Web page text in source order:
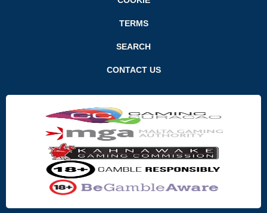
TERMS
SEARCH
CONTACT US